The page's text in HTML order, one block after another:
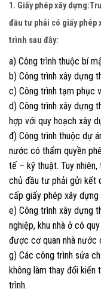
1. Giấy phép xây
đầu tư phải có giấy phép
trình sau đây:
a) Công trình thuộc bí
b) Công trình xây dựng
c) Công trình tạm phục
d) Công trình xây dựng
hợp với quy hoạch xây
đ) Công trình thuộc dự
nước có thẩm quyền
tế – kỹ thuật. Tuy
chủ đầu tư phải gửi kết
cấp giấy phép xây dựng
e) Công trình xây dựng
nghiệp, khu nhà ở có
được cơ quan nhà nước
g) Các công trình sửa
không làm thay đổi
trình.